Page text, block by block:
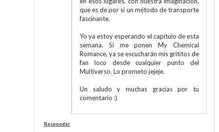
que es de por sí un método de transporte
fascinante.
Yo ya estoy esperando el capítulo de esta
semana. Si me ponen My Chemical
Romance, ya se escucharán mis grititos de
fan loco desde cualquier punto del
Multiverso. Lo prometo jejeje.
Un saludo y muchas gracias por tu
comentario :)
Responder